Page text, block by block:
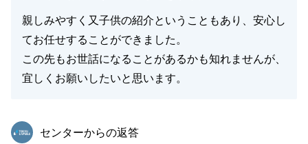
親しみやすく又子供の紹介ということもあり、安心し
てお任せすることができました。
この先もお世話になることがあるかも知れませんが、
宜しくお願いしたいと思います。
東急リバブル
センターからの返答